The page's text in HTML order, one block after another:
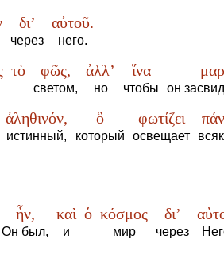
δι’
через
αὐτοῦ.
него.
τὸ φῶς,
светом,
ἀλλ’
но
ἵνα
чтобы он
ἀληθινόν,
истинный,
ὃ
который
φωτίζει
освещает
ἦν,
Он был,
καὶ
и
ὁ κόσμος
мир
δι’
через